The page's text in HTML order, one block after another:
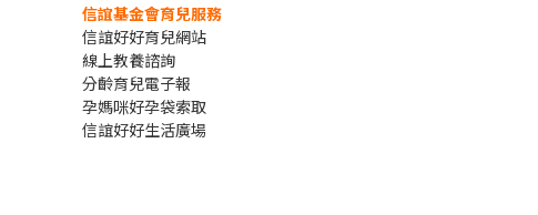
信誼基金會育兒服務
信誼好好育兒網站
線上教養諮詢
分齡育兒電子報
孕媽咪好孕袋索取
信誼好好生活廣場